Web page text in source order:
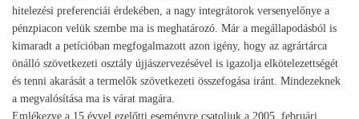
hitelezési preferenciái érdekében, a nagy integrátorok versenyelőnye a
pénzpiacon velük szembe ma is meghatározó. Már a megállapodásból is
kimaradt a petícióban megfogalmazott azon igény, hogy az agrártárca
önálló szövetkezeti osztály újjászervezésével is igazolja elkötelezettségét
és tenni akarását a termelők szövetkezeti összefogása iránt. Mindezeknek
a megvalósítása ma is várat magára.
Emlékezve a 15 évvel ezelőtti eseményre csatoljuk a 2005. februári